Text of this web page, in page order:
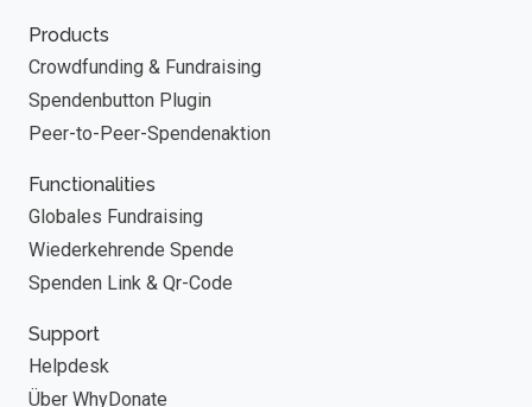
Products
Crowdfunding & Fundraising
Spendenbutton Plugin
Peer-to-Peer-Spendenaktion
Functionalities
Globales Fundraising
Wiederkehrende Spende
Spenden Link & Qr-Code
Support
Helpdesk
Über WhyDonate